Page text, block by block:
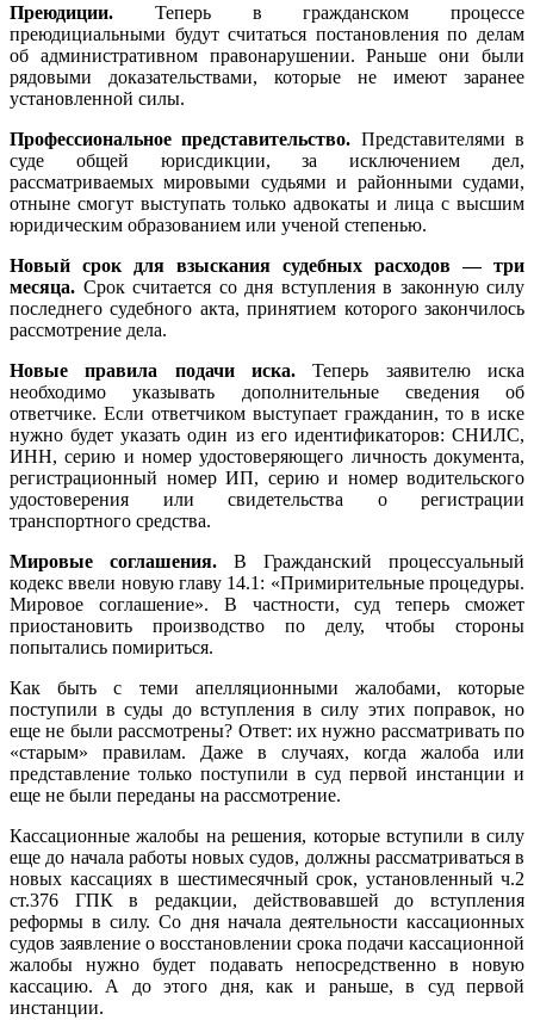
Преюдиции. Теперь в гражданском процессе
преюдициальными будут считаться постановления по делам
об административном правонарушении. Раньше они были
рядовыми доказательствами, которые не имеют заранее
установленной силы.
Профессиональное представительство. Представителями в
суде общей юрисдикции, за исключением дел,
рассматриваемых мировыми судьями и районными судами,
отныне смогут выступать только адвокаты и лица с высшим
юридическим образованием или ученой степенью.
Новый срок для взыскания судебных расходов — три
месяца. Срок считается со дня вступления в законную силу
последнего судебного акта, принятием которого закончилось
рассмотрение дела.
Новые правила подачи иска. Теперь заявителю иска
необходимо указывать дополнительные сведения об
ответчике. Если ответчиком выступает гражданин, то в иске
нужно будет указать один из его идентификаторов: СНИЛС,
ИНН, серию и номер удостоверяющего личность документа,
регистрационный номер ИП, серию и номер водительского
удостоверения или свидетельства о регистрации
транспортного средства.
Мировые соглашения. В Гражданский процессуальный
кодекс ввели новую главу 14.1: «Примирительные процедуры.
Мировое соглашение». В частности, суд теперь сможет
приостановить производство по делу, чтобы стороны
попытались помириться.
Как быть с теми апелляционными жалобами, которые
поступили в суды до вступления в силу этих поправок, но
еще не были рассмотрены? Ответ: их нужно рассматривать по
«старым» правилам. Даже в случаях, когда жалоба или
представление только поступили в суд первой инстанции и
еще не были переданы на рассмотрение.
Кассационные жалобы на решения, которые вступили в силу
еще до начала работы новых судов, должны рассматриваться в
новых кассациях в шестимесячный срок, установленный ч.2
ст.376 ГПК в редакции, действовавшей до вступления
реформы в силу. Со дня начала деятельности кассационных
судов заявление о восстановлении срока подачи кассационной
жалобы нужно будет подавать непосредственно в новую
кассацию. А до этого дня, как и раньше, в суд первой
инстанции.